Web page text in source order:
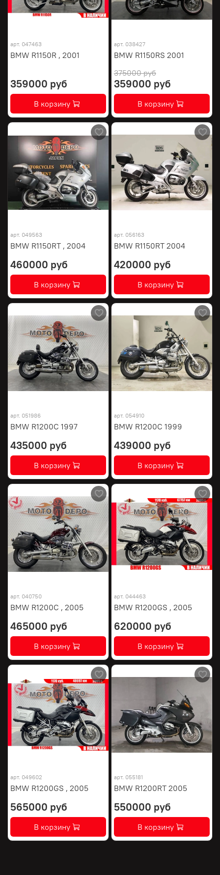
арт. 047463
BMW R1150R , 2001
359000 руб
В корзину
арт. 038427
BMW R1150RS 2001
375000 руб
359000 руб
В корзину
арт. 049563
BMW R1150RT , 2004
460000 руб
В корзину
арт. 056163
BMW R1150RT 2004
420000 руб
В корзину
арт. 051986
BMW R1200C 1997
435000 руб
В корзину
арт. 054910
BMW R1200C 1999
439000 руб
В корзину
арт. 040750
BMW R1200C , 2005
465000 руб
В корзину
арт. 044463
BMW R1200GS , 2005
620000 руб
В корзину
арт. 049602
BMW R1200GS , 2005
565000 руб
В корзину
арт. 055181
BMW R1200RT 2005
550000 руб
В корзину